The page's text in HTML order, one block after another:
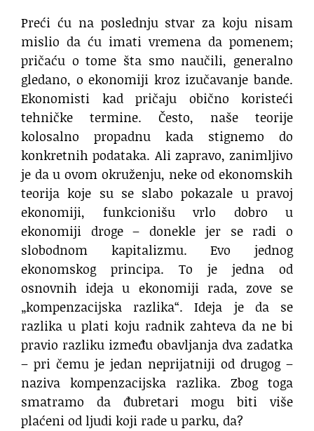
Preći ću na poslednju stvar za koju nisam
mislio da ću imati vremena da pomenem;
pričaću o tome šta smo naučili, generalno
gledano, o ekonomiji kroz izučavanje bande.
Ekonomisti kad pričaju obično koristeći
tehničke termine. Često, naše teorije
kolosalno propadnu kada stignemo do
konkretnih podataka. Ali zapravo, zanimljivo
je da u ovom okruženju, neke od ekonomskih
teorija koje su se slabo pokazale u pravoj
ekonomiji, funkcionišu vrlo dobro u
ekonomiji droge – donekle jer se radi o
slobodnom kapitalizmu. Evo jednog
ekonomskog principa. To je jedna od
osnovnih ideja u ekonomiji rada, zove se
„kompenzacijska razlika“. Ideja je da se
razlika u plati koju radnik zahteva da ne bi
pravio razliku između obavljanja dva zadatka
– pri čemu je jedan neprijatniji od drugog –
naziva kompenzacijska razlika. Zbog toga
smatramo da đubretari mogu biti više
plaćeni od ljudi koji rade u parku, da?